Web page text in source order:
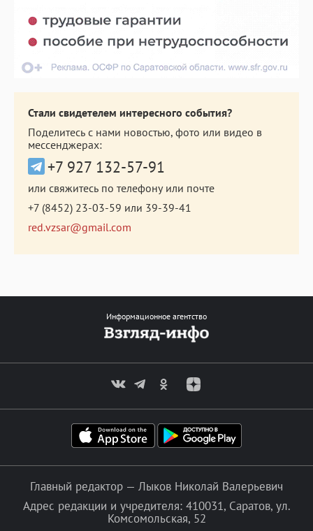
Стали свидетелем интересного события?
Поделитесь с нами новостью, фото или видео в
мессенджерах:
+7 927 132-57-91
или свяжитесь по телефону или почте
+7 (8452) 23-03-59 или 39-39-41
red.vzsar@gmail.com
Информационное агентство
Главный редактор — Лыков Николай Валерьевич
Адрес редакции и учредителя: 410031, Саратов, ул.
Комсомольская, 52